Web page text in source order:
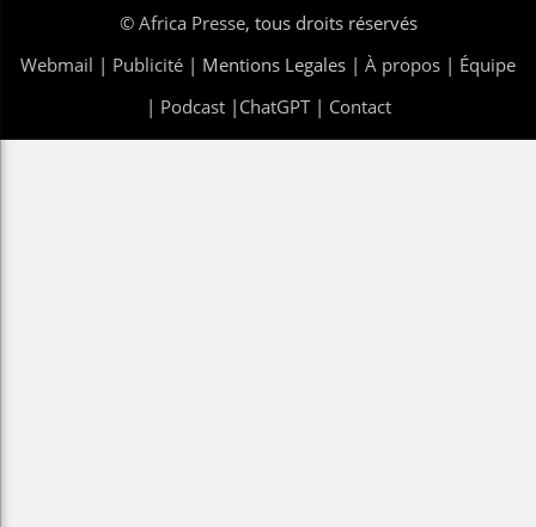
© Africa Presse, tous droits réservés
Webmail | Publicité | Mentions Legales | À propos | Équipe
| Podcast| ChatGPT| Contact